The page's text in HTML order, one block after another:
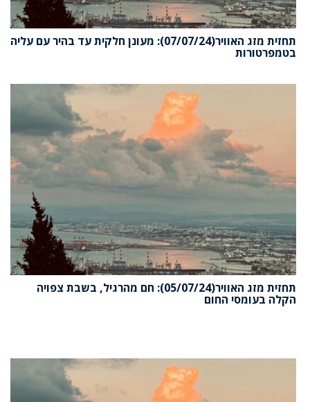
תחזית מזג האוויר(07/07/24): מעונן חלקית עד בהיר עם עליה
בטמפרטורות
תחזית מזג האוויר(05/07/24): חם מהרגיל, בשבת צפויה
הקלה בעומסי החום